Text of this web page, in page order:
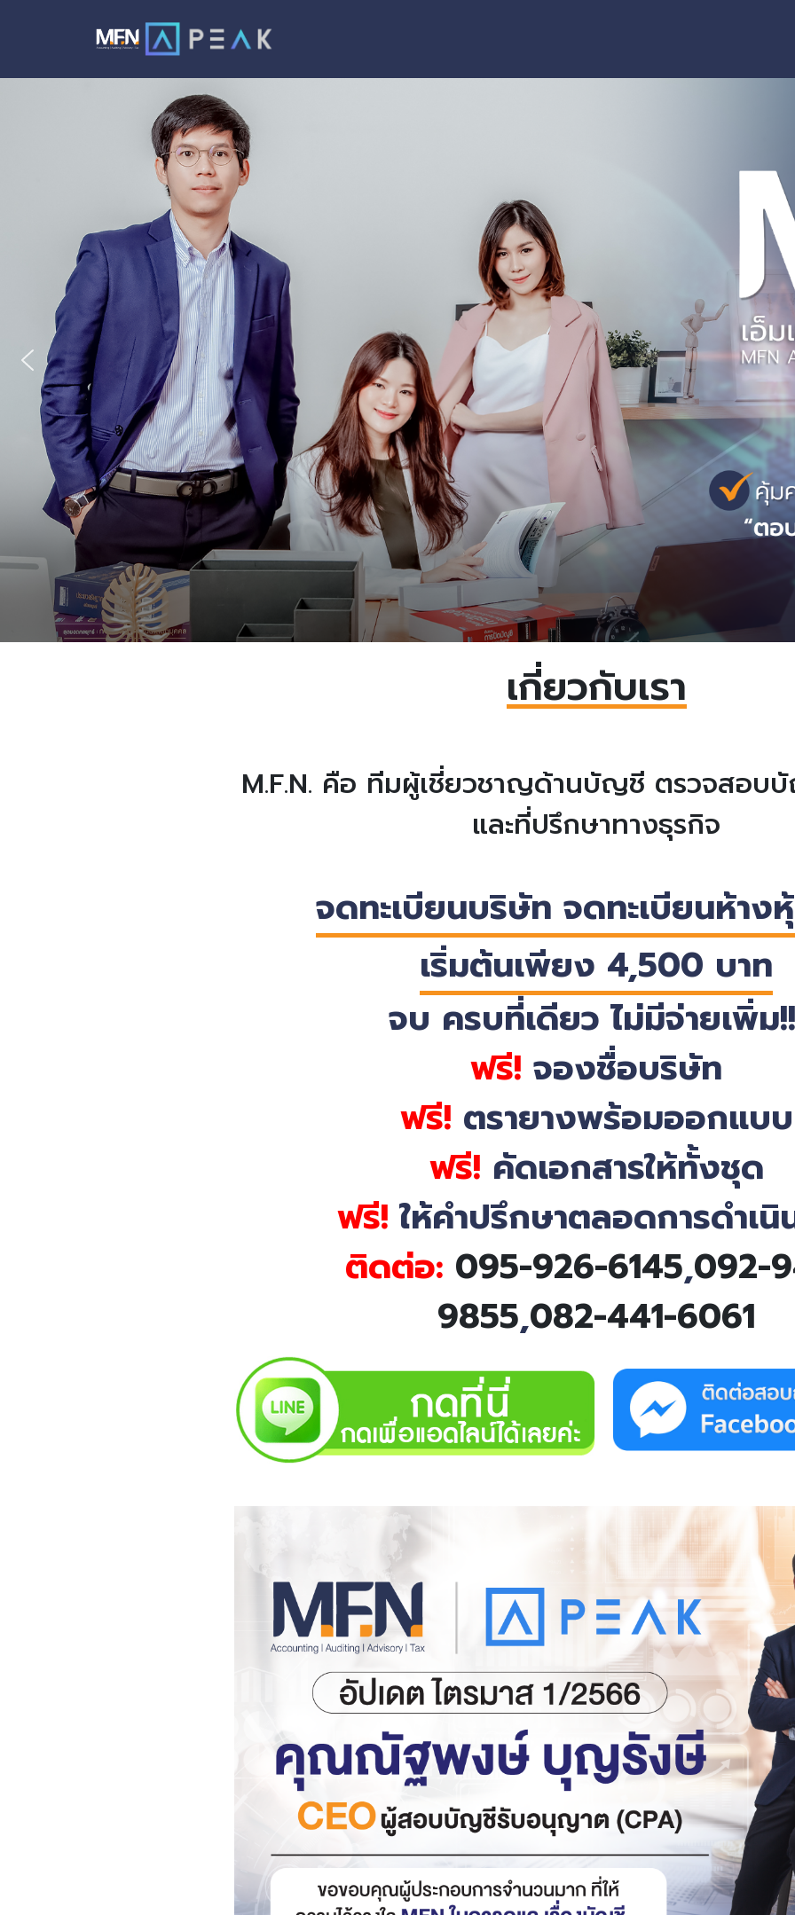
เกี่ยวกับเรา
M.F.N. คือ ทีมผู้เชี่ยวชาญด้านบัญชี ตรวจสอบ
และที่ปรึกษาทางธุรกิจ
จดทะเบียนบริษัท จดทะเบียนห้าง
เริ่มต้นเพียง 4,500 บาท
จบ ครบที่เดียว ไม่มีจ่ายเพิ่ม
ฟรี! จองชื่อบริษัท
ฟรี! ตรายางพร้อมออกแบบ
ฟรี! คัดเอกสารให้ทั้งชุด
ฟรี!ให้คําปรึกษาตลอดการดําเนิ
ติดต่อ: 095-926-6145,092-
9855,082-441-6061